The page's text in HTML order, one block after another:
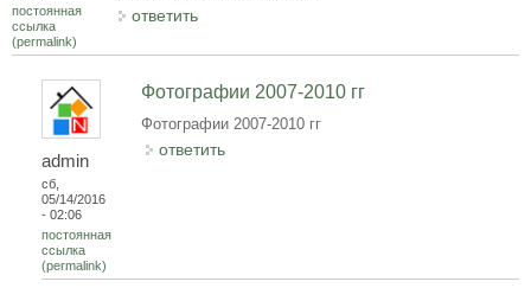
постоянная
ссылка
(permalink)
ответить
admin
сб,
05/14/2016
- 02:06
постоянная
ссылка
(permalink)
Фотографии 2007-2010 гг
Фотографии 2007-2010 гг
ответить